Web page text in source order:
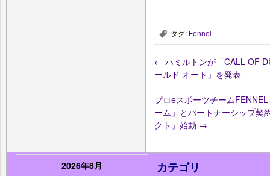
, タグ: Fennel
← ハミルトンが「CALL OF
ールド オート」を発表
プロeスポーツチーム
ーム」とパートナーシップ契
クト」始動 →
2026年8月
カテゴリ